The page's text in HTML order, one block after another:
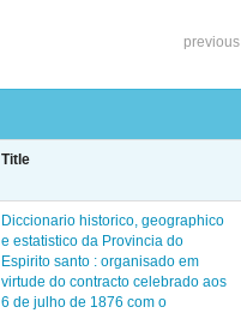
previous
Title
Diccionario historico, geographico
e estatistico da Provincia do
Espirito santo : organisado em
virtude do contracto celebrado aos
6 de julho de 1876 com o